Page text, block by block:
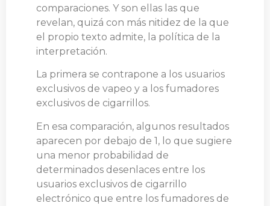
comparaciones. Y son ellas las que
revelan, quizá con más nitidez de la que
el propio texto admite, la política de la
interpretación.
La primera se contrapone a los usuarios
exclusivos de vapeo y a los fumadores
exclusivos de cigarrillos.
En esa comparación, algunos resultados
aparecen por debajo de 1, lo que sugiere
una menor probabilidad de
determinados desenlaces entre los
usuarios exclusivos de cigarrillo
electrónico que entre los fumadores de